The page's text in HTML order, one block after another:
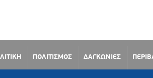
ΠΟΛΙΤΙΣΜΟΣ ΔΑΓΚΩΝΙΕΣ